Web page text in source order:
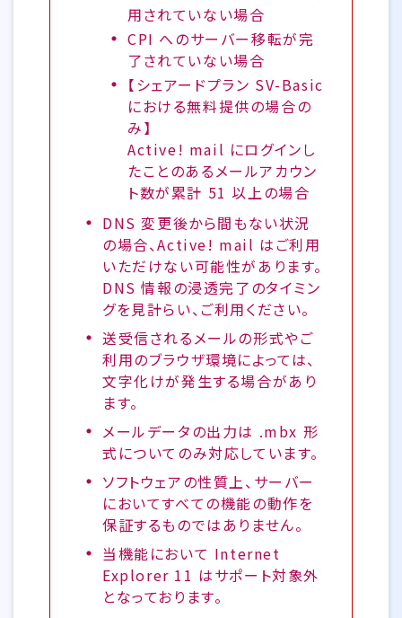
用されていない場合
CPI へのサーバー移転が完
了されていない場合
【シェアードプラン SV-Basic
における無料提供の場合の
み】
Active! mail にログインし
たことのあるメールアカウン
ト数が累計 51 以上の場合
DNS 変更後から間もない状況
の場合、Active! mail はご利用
いただけない可能性があります。
DNS 情報の浸透完了のタイミン
グを見計らい、ご利用ください。
送受信されるメールの形式やご
利用のブラウザ環境によっては、
文字化けが発生する場合があり
ます。
メールデータの出力は .mbx 形
式についてのみ対応しています。
ソフトウェアの性質上、サーバー
においてすべての機能の動作を
保証するものではありません。
当機能において Internet
Explorer 11 はサポート対象外
となっております。